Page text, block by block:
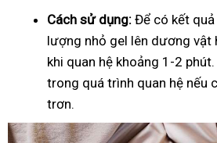
Cách sử dụng: Để có kết
lượng nhỏ gel lên dương
khi quan hệ khoảng 1-2
trong quá trình quan hệ nếu
trơn.